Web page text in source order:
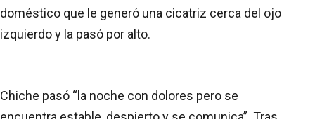
doméstico que le generó una cicatriz cerca del ojo
izquierdo y la pasó por alto.
Chiche pasó “la noche con dolores pero se